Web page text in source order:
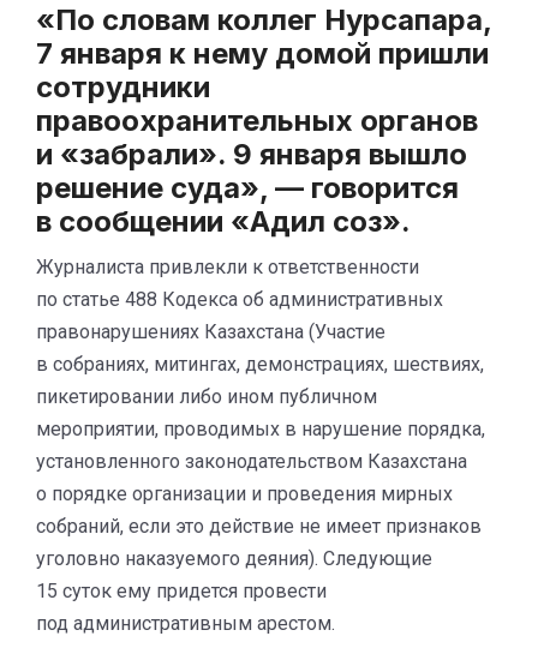
«По словам коллег Нурсапара,
7 января к нему домой пришли
сотрудники
правоохранительных органов
и «забрали». 9 января вышло
решение суда», — говорится
в сообщении «Адил соз».
Журналиста привлекли к ответственности
по статье 488 Кодекса об административных
правонарушениях Казахстана (Участие
в собраниях, митингах, демонстрациях, шествиях,
пикетировании либо ином публичном
мероприятии, проводимых в нарушение порядка,
установленного законодательством Казахстана
о порядке организации и проведения мирных
собраний, если это действие не имеет признаков
уголовно наказуемого деяния). Следующие
15 суток ему придется провести
под административным арестом.